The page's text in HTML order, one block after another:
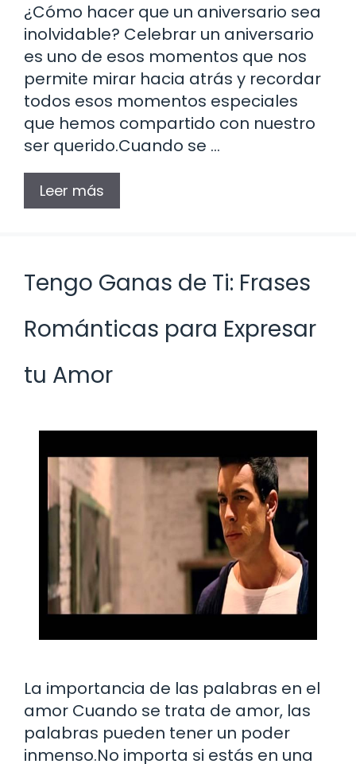
¿Cómo hacer que un aniversario sea
inolvidable? Celebrar un aniversario
es uno de esos momentos que nos
permite mirar hacia atrás y recordar
todos esos momentos especiales
que hemos compartido con nuestro
ser querido.Cuando se …
Leer más
Tengo Ganas de Ti: Frases
Románticas para Expresar
tu Amor
La importancia de las palabras en el
amor Cuando se trata de amor, las
palabras pueden tener un poder
inmenso.No importa si estás en una